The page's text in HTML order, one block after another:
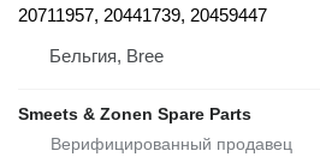
20711957, 20441739, 20459447
Бельгия, Bree
Smeets & Zonen Spare Parts